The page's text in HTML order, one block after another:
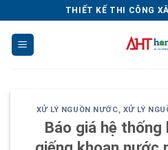
dung
THIẾT KẾ THI CÔNG
XỬ LÝ NGUỒN NƯỚC, XỬ LÝ
Báo giá hệ